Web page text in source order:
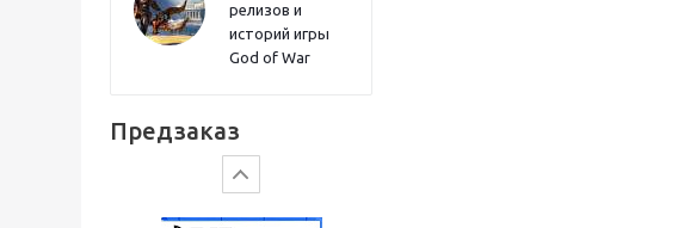
релизов и
историй игры
God of War
Предзаказ